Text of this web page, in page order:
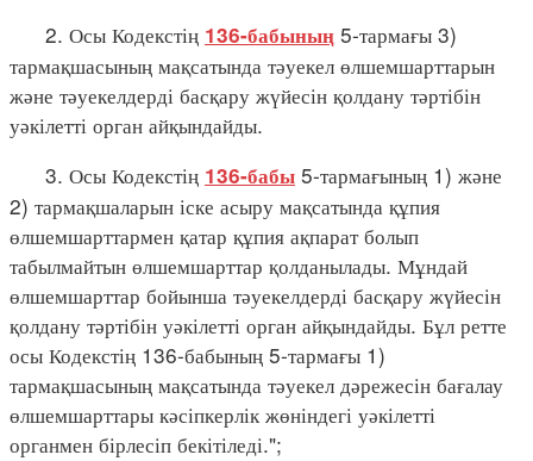
2. Осы Кодекстің 136-бабының 5-тармағы 3)
тармақшасының мақсатында тәуекел өлшемшарттарын
және тәуекелдерді басқару жүйесін қолдану тәртібін
уәкілетті орган айқындайды.
3. Осы Кодекстің 136-бабы 5-тармағының 1) және
2) тармақшаларын іске асыру мақсатында құпия
өлшемшарттармен қатар құпия ақпарат болып
табылмайтын өлшемшарттар қолданылады. Мұндай
өлшемшарттар бойынша тәуекелдерді басқару жүйесін
қолдану тәртібін уәкілетті орган айқындайды. Бұл ретте
осы Кодекстің 136-бабының 5-тармағы 1)
тармақшасының мақсатында тәуекел дәрежесін бағалау
өлшемшарттары кәсіпкерлік жөніндегі уәкілетті
органмен бірлесіп бекітіледі.";